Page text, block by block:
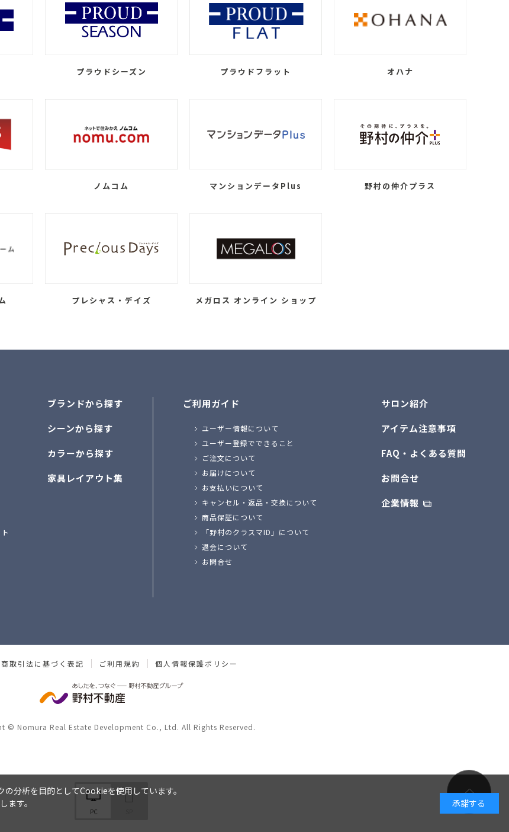
プラウドシーズン プラウドフラット オハナ
ノムコム マンションデータPlus 野村の仲介プラス
プレシャス・デイズ メガロス オンライン ショップ
ブランドから探す
シーンから探す
カラーから探す
家具レイアウト集
ご利用ガイド
ユーザー情報について
ユーザー登録でできること
ご注文について
お届けについて
お支払いについて
キャンセル・返品・交換について
商品保証について
「野村のクラスマID」について
退会について
お問合せ
サロン紹介
アイテム注意事項
FAQ・よくある質問
お問合せ
企業情報
取引法に基づく表記 ご利用規約 個人情報保護ポリシー
© Nomura Real Estate Development Co., Ltd. All Rights Reserved.
PC
分析を目的としてCookieを使用しています。
ます。
承諾する